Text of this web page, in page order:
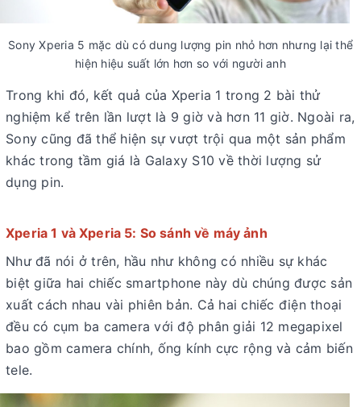
Sony Xperia 5 mặc dù có dung lượng pin nhỏ hơn nhưng lại thể
hiện hiệu suất lớn hơn so với người anh
Trong khi đó, kết quả của Xperia 1 trong 2 bài thử
nghiệm kể trên lần lượt là 9 giờ và hơn 11 giờ. Ngoài ra,
Sony cũng đã thể hiện sự vượt trội qua một sản phẩm
khác trong tầm giá là Galaxy S10 về thời lượng sử
dụng pin.
Xperia 1 và Xperia 5: So sánh về máy ảnh
Như đã nói ở trên, hầu như không có nhiều sự khác
biệt giữa hai chiếc smartphone này dù chúng được sản
xuất cách nhau vài phiên bản. Cả hai chiếc điện thoại
đều có cụm ba camera với độ phân giải 12 megapixel
bao gồm camera chính, ống kính cực rộng và cảm biến
tele.